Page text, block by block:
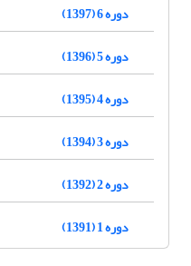
دوره 6 (1397)
دوره 5 (1396)
دوره 4 (1395)
دوره 3 (1394)
دوره 2 (1392)
دوره 1 (1391)